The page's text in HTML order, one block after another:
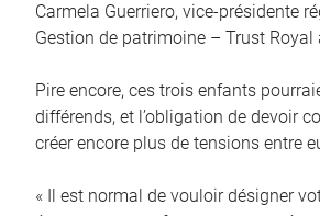
Carmela Guerriero, vice-présidente
Gestion de patrimoine – Trust Royal
Pire encore, ces trois enfants
différends, et l’obligation de devoir
créer encore plus de tensions entre
« Il est normal de vouloir désigner